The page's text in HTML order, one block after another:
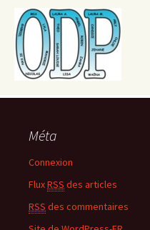
Méta
Connexion
FluxRSS des articles
RSS des commentaires